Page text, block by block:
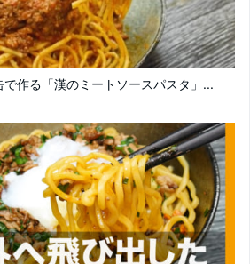
で作る「漢のミートソースパスタ」...